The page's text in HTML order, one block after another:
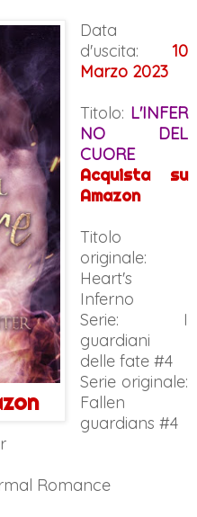
Data
d'uscita: 10
Marzo 2023
Titolo: L'INFER
NO DEL
CUORE
Acquista su
Amazon
Titolo
originale:
Heart's
Inferno
Serie: I
guardiani
delle fate #4
Serie originale:
Fallen
guardians #4
Romance